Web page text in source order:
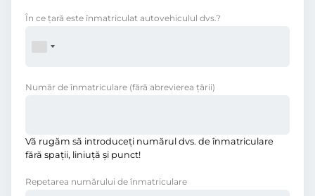
În ce ţară este înmatriculat autovehiculul dvs.?
Număr de înmatriculare (fără abrevierea ţării)
Vă rugăm să introduceţi numărul dvs. de înmatriculare
fără spații, liniuţă și punct!
Repetarea numărului de înmatriculare